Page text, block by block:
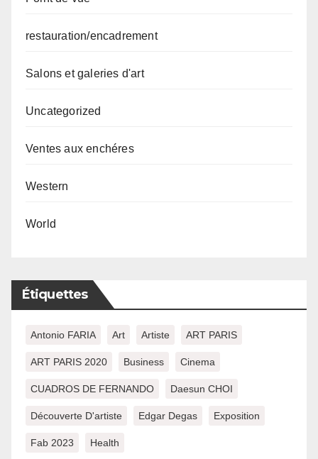
restauration/encadrement
Salons et galeries d'art
Uncategorized
Ventes aux enchéres
Western
World
Étiquettes
Antonio FARIA Art Artiste ART PARIS
ART PARIS 2020 Business Cinema
CUADROS DE FERNANDO Daesun CHOI
Découverte D'artiste Edgar Degas Exposition
Fab 2023 Health